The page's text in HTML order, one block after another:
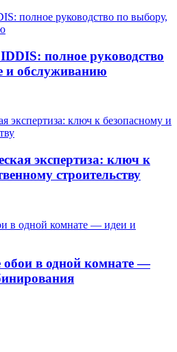
полное руководство
и обслуживанию
экспертиза: ключ к
строительству
обои в одной комнате —